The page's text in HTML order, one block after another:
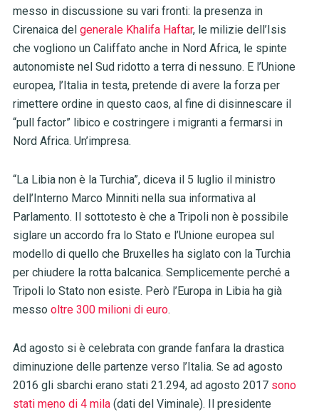
messo in discussione su vari fronti: la presenza in
Cirenaica del generale Khalifa Haftar, le milizie dell’Isis
che vogliono un Califfato anche in Nord Africa, le spinte
autonomiste nel Sud ridotto a terra di nessuno. E l’Unione
europea, l’Italia in testa, pretende di avere la forza per
rimettere ordine in questo caos, al fine di disinnescare il
“pull factor” libico e costringere i migranti a fermarsi in
Nord Africa. Un’impresa.
“La Libia non è la Turchia”, diceva il 5 luglio il ministro
dell’Interno Marco Minniti nella sua informativa al
Parlamento. Il sottotesto è che a Tripoli non è possibile
siglare un accordo fra lo Stato e l’Unione europea sul
modello di quello che Bruxelles ha siglato con la Turchia
per chiudere la rotta balcanica. Semplicemente perché a
Tripoli lo Stato non esiste. Però l’Europa in Libia ha già
messo oltre 300 milioni di euro.
Ad agosto si è celebrata con grande fanfara la drastica
diminuzione delle partenze verso l’Italia. Se ad agosto
2016 gli sbarchi erano stati 21.294, ad agosto 2017 sono
stati meno di 4 mila(dati del Viminale). Il presidente